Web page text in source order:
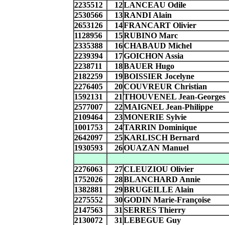
2235512
12LANCEAU Odile
2530566
13RANDI Alain
2653126
14FRANCART Olivier
1128956
15RUBINO Marc
2335388
16CHABAUD Michel
2239394
17GOICHON Assia
2238711
18BAUER Hugo
2182259
19BOISSIER Jocelyne
2276405
20COUVREUR Christian
1592131
21 THOUVENEL Jean-Georges
2577007
22MAIGNEL Jean-Philippe
2109464
23MONERIE Sylvie
1001753
24TARRIN Dominique
2642097
25KARLISCH Bernard
1930593
26OUAZAN Manuel
2276063 27CLEUZIOU Olivier
1752026
28BLANCHARD Annie
1382881
29BRUGEILLE Alain
2275552
30GODIN Marie-Françoise
2147563
31 SERRES Thierry
2130072
31 LEBEGUE Guy